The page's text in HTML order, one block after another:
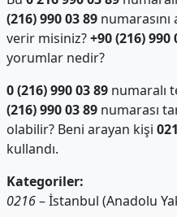
(216) 990 03 89numarasını
verir misiniz?+90 (216) 990
yorumlar nedir?
0 (216) 990 03 89numaralı
(216) 990 03 89numarası
olabilir? Beni arayan kişi
kullandı.
Kategoriler:
0216– İstanbul (Anadolu